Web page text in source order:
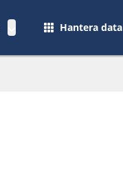
Hantera data